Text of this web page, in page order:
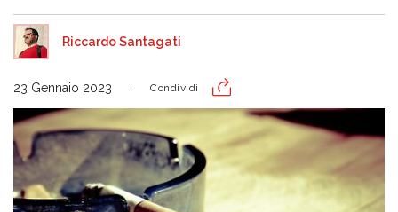
Riccardo Santagati
23 Gennaio 2023 Condividi